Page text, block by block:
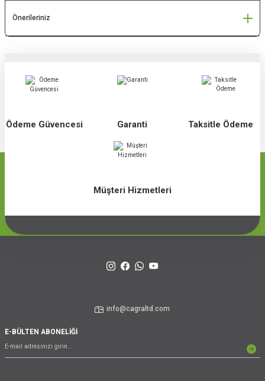
Önerileriniz
Ödeme Güvencesi Garanti Taksitle Ödeme
Müşteri Hizmetleri
info@cagraltd.com
E-BÜLTEN ABONELİĞİ